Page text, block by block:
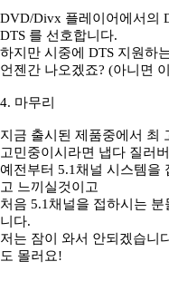
DVD/Divx 플레이어에서의
DTS 를 선호합니다.
하지만 시중에 DTS 지원하
언젠간 나오겠죠? (아니면
4. 마무리
지금 출시된 제품중에서 최
고민중이시라면 냅다 질러
예전부터 5.1채널 시스템을
고 느끼실것이고
처음 5.1채널을 접하시는
니다.
저는 잠이 와서 안되겠습니
도 몰러요!